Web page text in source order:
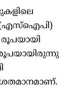
(എസ്‌ഐപി)
രൂപയായി